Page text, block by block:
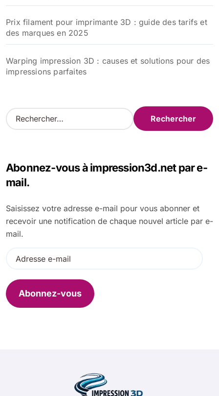
Prix filament pour imprimante 3D : guide des tarifs et
des marques en 2025
Warping impression 3D : causes et solutions pour des
impressions parfaites
R
e
r
h
r
:
Abonnez-vous à impression3d.net par e-
mail.
Saisissez votre adresse e-mail pour vous abonner et
recevoir une notification de chaque nouvel article par e-
mail.
e
s
Abonnez-vous